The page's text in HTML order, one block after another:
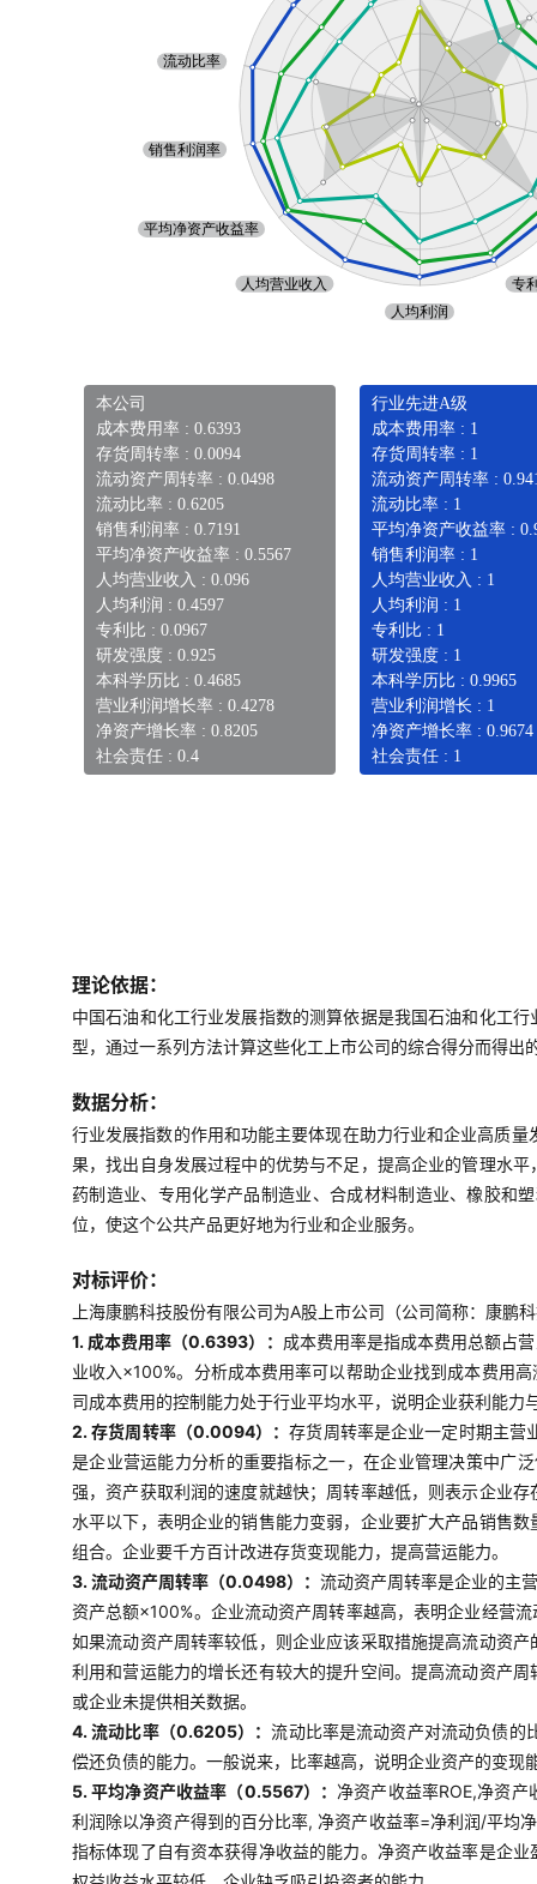
本公司
成本费用率 : 0.6393
存货周转率 : 0.0094
流动资产周转率 : 0.0498
流动比率 : 0.6205
销售利润率 : 0.7191
平均净资产收益率 : 0.5567
人均营业收入 : 0.096
人均利润 : 0.4597
专利比 : 0.0967
研发强度 : 0.925
本科学历比 : 0.4685
营业利润增长率 : 0.4278
净资产增长率 : 0.8205
社会责任 : 0.4
行业先进A级
成本费用率 : 1
存货周转率 : 1
流动资产周转率 :
流动比率 : 1
平均净资产收益率 :
销售利润率 : 1
人均营业收入 : 1
人均利润 : 1
专利比 : 1
研发强度 : 1
本科学历比 : 0.9965
营业利润增长 : 1
净资产增长率 : 0.9674
社会责任 : 1
理论依据：
中国石油和化工行业发展指数的测算依据是我国石油和化工
型，通过一系列方法计算这些化工上市公司的综合得分而得
数据分析：
行业发展指数的作用和功能主要体现在助力行业和企业高质
果，找出自身发展过程中的优势与不足，提高企业的管理水
药制造业、专用化学产品制造业、合成材料制造业、橡胶和
位，使这个公共产品更好地为行业和企业服务。
对标评价：
上海康鹏科技股份有限公司为A股上市公司（公司简称：康
1. 成本费用率（0.6393）： 成本费用率是指成本费用总额占
业收入×100%。分析成本费用率可以帮助企业找到成本费用
司成本费用的控制能力处于行业平均水平，说明企业获利能力
2. 存货周转率（0.0094）：存货周转率是企业一定时期主营
是企业营运能力分析的重要指标之一，在企业管理决策中广
强，资产获取利润的速度就越快；周转率越低，则表示企业
水平以下，表明企业的销售能力变弱，企业要扩大产品销售
组合。企业要千方百计改进存货变现能力，提高营运能力。
3. 流动资产周转率（0.0498）：流动资产周转率是企业的主
资产总额×100%。企业流动资产周转率越高，表明企业经营
如果流动资产周转率较低，则企业应该采取措施提高流动资
利用和营运能力的增长还有较大的提升空间。提高流动资产
或企业未提供相关数据。
4. 流动比率（0.6205）：流动比率是流动资产对流动负债的
偿还负债的能力。一般说来，比率越高，说明企业资产的变
5. 平均净资产收益率（0.5567）： 净资产收益率ROE,净资
利润除以净资产得到的百分比率, 净资产收益率=净利润/平均
指标体现了自有资本获得净收益的能力。净资产收益率是企